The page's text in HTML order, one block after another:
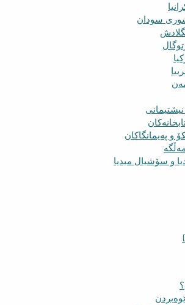
سودان
و پەیمانگاکان
و سۆشیال میدیا